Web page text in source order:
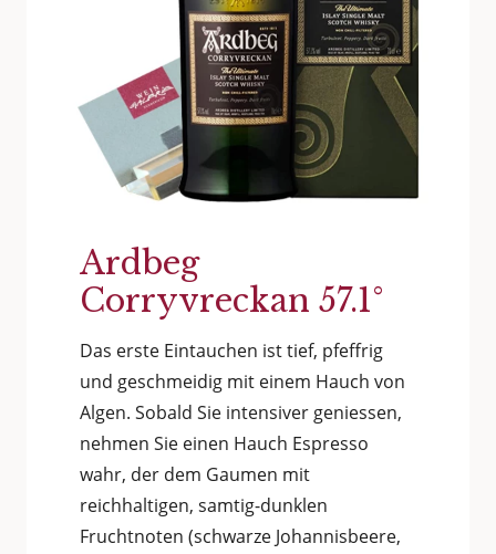
Ardbeg
Corryvreckan 57.1°
Das erste Eintauchen ist tief, pfeffrig
und geschmeidig mit einem Hauch von
Algen. Sobald Sie intensiver geniessen,
nehmen Sie einen Hauch Espresso
wahr, der dem Gaumen mit
reichhaltigen, samtig-dunklen
Fruchtnoten (schwarze Johannisbeere,